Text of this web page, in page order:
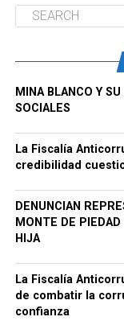
MINA BLANCO Y
SOCIALES
La Fiscalía
credibilidad
DENUNCIAN
MONTE DE
HIJA
La Fiscalía
de combatir la
confianza